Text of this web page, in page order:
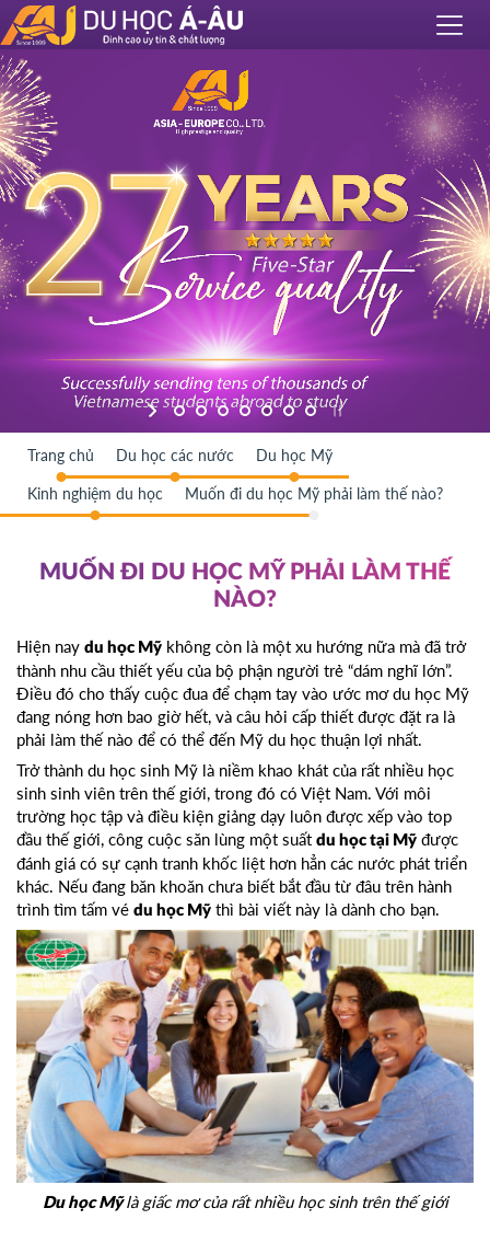
Trang chủ Du học các nước Du học Mỹ
Kinh nghiệm du học Muốn đi du học Mỹ phải làm thế nào?
MUỐN ĐI DU HỌC MỸ PHẢI LÀM THẾ
NÀO?
Hiện nay du học Mỹ không còn là một xu hướng nữa mà đã trở
thành nhu cầu thiết yếu của bộ phận người trẻ “dám nghĩ lớn”.
Điều đó cho thấy cuộc đua để chạm tay vào ước mơ du học Mỹ
đang nóng hơn bao giờ hết, và câu hỏi cấp thiết được đặt ra là
phải làm thế nào để có thể đến Mỹ du học thuận lợi nhất.
Trở thành du học sinh Mỹ là niềm khao khát của rất nhiều học
sinh sinh viên trên thế giới, trong đó có Việt Nam. Với môi
trường học tập và điều kiện giảng dạy luôn được xếp vào top
đầu thế giới, công cuộc săn lùng một suất du học tại Mỹ được
đánh giá có sự cạnh tranh khốc liệt hơn hẳn các nước phát triển
khác. Nếu đang băn khoăn chưa biết bắt đầu từ đâu trên hành
trình tìm tấm vé du học Mỹ thì bài viết này là dành cho bạn.
Du học Mỹlà giấc mơ của rất nhiều học sinh trên thế giới